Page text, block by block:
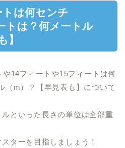
は何センチ
トは？何メートル
】
14フィートや15フィートは何
（m）？【早見表も】について
といった長さの単位は全部重
ターを目指しましょう！